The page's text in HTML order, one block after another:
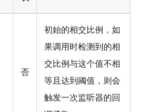
否
初始的相交比例，如
果调用时检测到的相
交比例与这个值不相
等且达到阈值，则会
触发一次监听器的回